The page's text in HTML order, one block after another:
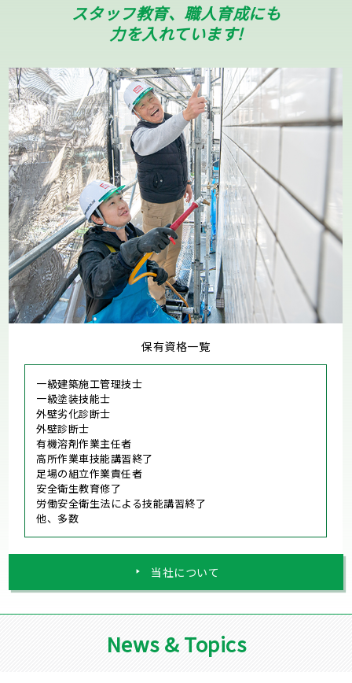
スタッフ教育、職人育成にも
力を入れています!
保有資格一覧
一級建築施工管理技士
一級塗装技能士
外壁劣化診断士
外壁診断士
有機溶剤作業主任者
高所作業車技能講習終了
足場の組立作業責任者
安全衛生教育修了
労働安全衛生法による技能講習終了
他、多数
当社について
News & Topics